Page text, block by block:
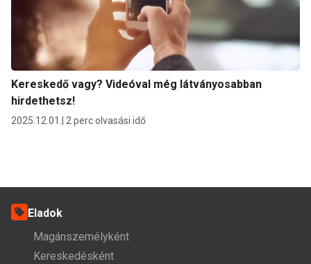
Kereskedő vagy? Videóval még látványosabban
hirdethetsz!
2025.12.01. 2 perc olvasási idő
Eladok
Magánszemélyként
Kereskedésként